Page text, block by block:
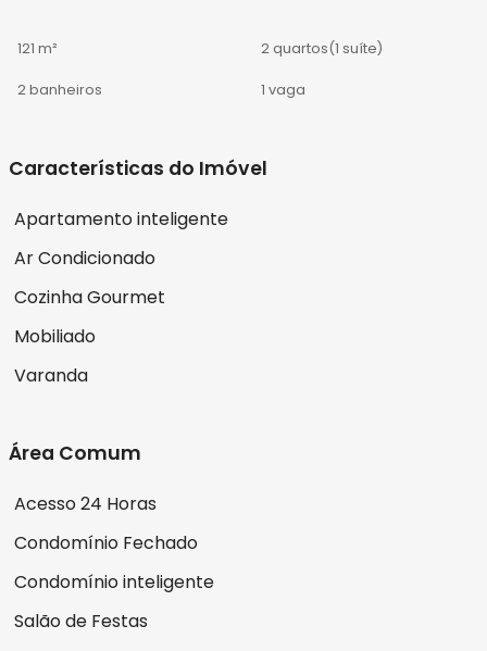
121 m² 2 quartos(1 suíte)
2 banheiros 1 vaga
Características do Imóvel
Apartamento inteligente
Ar Condicionado
Cozinha Gourmet
Mobiliado
Varanda
Área Comum
Acesso 24 Horas
Condomínio Fechado
Condomínio inteligente
Salão de Festas